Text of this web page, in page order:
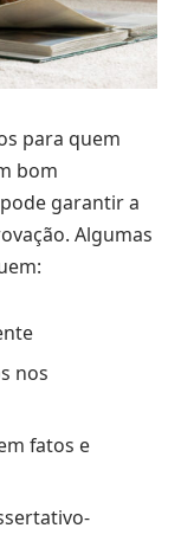
para quem
bom
garantir a
Algumas
nos
fatos e